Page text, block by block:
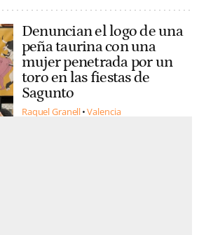
Denuncian el logo de una
peña taurina con una
mujer penetrada por un
toro en las fiestas de
Sagunto
Raquel Granell Valencia